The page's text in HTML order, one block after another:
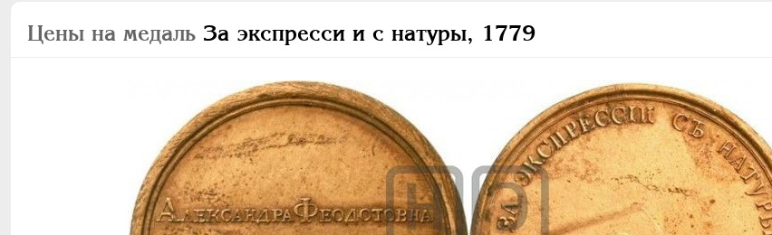
Цены на медаль За экспресси и с натуры, 1779